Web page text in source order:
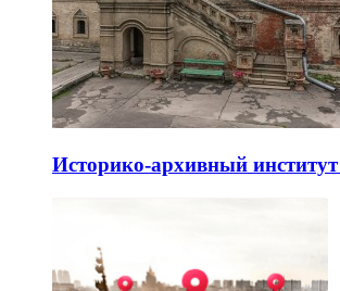
Историко-архивный